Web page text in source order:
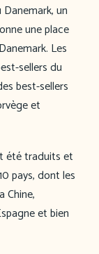
un
une place
Les
sellers du
best-sellers
et
été traduits et
pays, dont les
Chine,
et bien